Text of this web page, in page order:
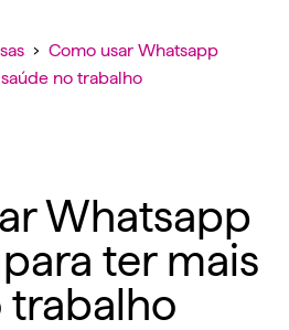
› Como usar Whatsapp
no trabalho
Whatsapp
ter mais
trabalho